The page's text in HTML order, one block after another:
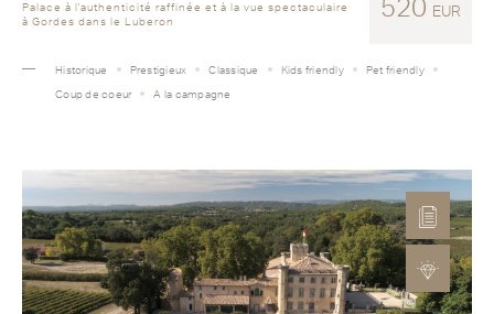
Palace à l'authenticité raffinée et à la vue spectaculaire
à Gordes dans le Luberon
520 EUR
Historique Prestigieux Classique Kids friendly
Pet friendly
Coup de coeur
A la campagne